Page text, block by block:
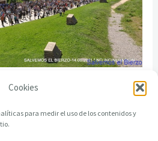
Cookies
para medir el uso de los contenidos y